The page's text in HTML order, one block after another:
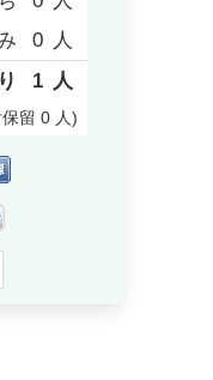
0 人
1 人
留 0 人)